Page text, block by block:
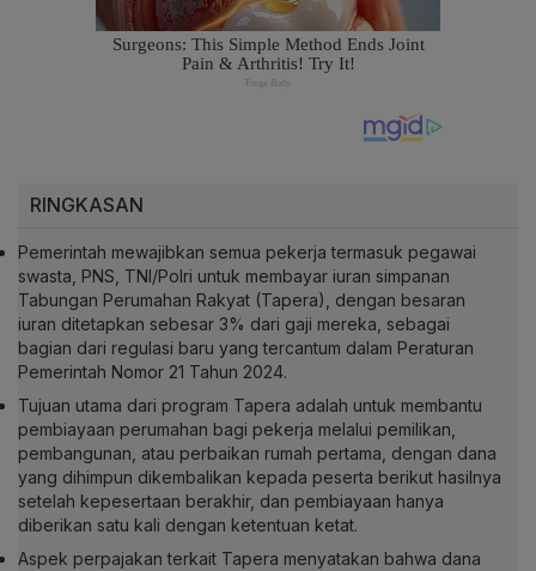
RINGKASAN
Pemerintah mewajibkan semua pekerja termasuk pegawai
swasta, PNS, TNI/Polri untuk membayar iuran simpanan
Tabungan Perumahan Rakyat (Tapera), dengan besaran
iuran ditetapkan sebesar 3% dari gaji mereka, sebagai
bagian dari regulasi baru yang tercantum dalam Peraturan
Pemerintah Nomor 21 Tahun 2024.
Tujuan utama dari program Tapera adalah untuk membantu
pembiayaan perumahan bagi pekerja melalui pemilikan,
pembangunan, atau perbaikan rumah pertama, dengan dana
yang dihimpun dikembalikan kepada peserta berikut hasilnya
setelah kepesertaan berakhir, dan pembiayaan hanya
diberikan satu kali dengan ketentuan ketat.
Aspek perpajakan terkait Tapera menyatakan bahwa dana